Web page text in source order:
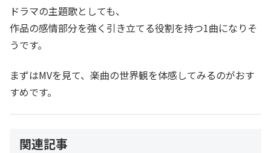
ドラマの主題歌としても、
作品の感情部分を強く引き立てる役割を持つ1曲になりそ
うです。
まずはMVを見て、楽曲の世界観を体感してみるのがおす
すめです。
関連記事